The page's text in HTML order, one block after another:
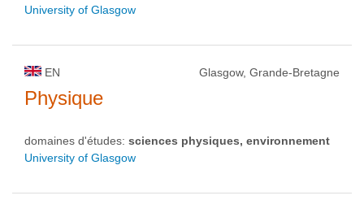
University of Glasgow
EN Glasgow, Grande-Bretagne
Physique
domaines d'études: sciences physiques, environnement
University of Glasgow